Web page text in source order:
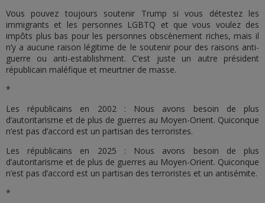
Vous pouvez toujours soutenir Trump si vous détestez les
immigrants et les personnes LGBTQ et que vous voulez des
impôts plus bas pour les personnes obscènement riches, mais il
n’y a aucune raison légitime de le soutenir pour des raisons anti-
guerre ou anti-establishment. C’est juste un autre président
républicain maléfique et meurtrier de masse.
*
Les républicains en 2002 : Nous avons besoin de plus
d’autoritarisme et de plus de guerres au Moyen-Orient. Quiconque
n’est pas d’accord est un partisan des terroristes.
Les républicains en 2025 : Nous avons besoin de plus
d’autoritarisme et de plus de guerres au Moyen-Orient. Quiconque
n’est pas d’accord est un partisan des terroristes et un antisémite.
*